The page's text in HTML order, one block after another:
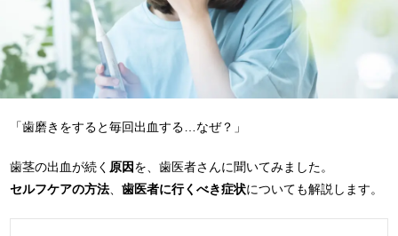
「歯磨きをすると毎回出血する…なぜ？」
歯茎の出血が続く 原因を、歯医者さんに聞いてみました。
セルフケアの方法、歯医者に行くべき症状についても解説します。